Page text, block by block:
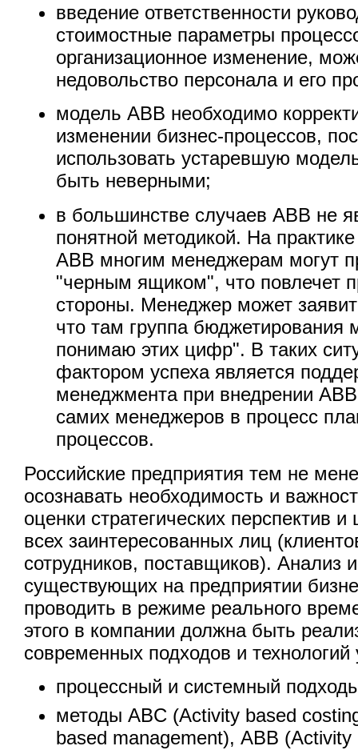
введение ответственности
стоимостные параметры
организационное изменение,
недовольство персонала и его
модель АВВ необходимо
изменении бизнес-процессов,
использовать устаревшую
быть неверными;
в большинстве случаев АВВ не
понятной методикой. На
АВВ многим менеджерам могут
"черным ящиком", что повлечет
стороны. Менеджер может
что там группа бюджетирования
понимаю этих цифр". В таких
фактором успеха является
менеджмента при внедрении
самих менеджеров в процесс
процессов.
Российские предприятия тем не
осознавать необходимость и
оценки стратегических перспектив
всех заинтересованных лиц
сотрудников, поставщиков). Анализ
существующих на предприятии
проводить в режиме реального
этого в компании должна быть
современных подходов и технологий
процессный и системный
методы ABC (Activity based
based management), ABB